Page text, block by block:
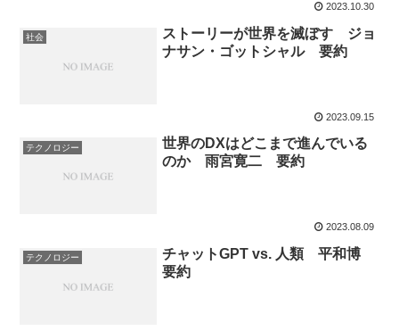
2023.10.30
社会
ストーリーが世界を滅ぼす ジョ
ナサン・ゴットシャル 要約
2023.09.15
テクノロジー
世界のDXはどこまで進んでいる
のか 雨宮寛二 要約
2023.08.09
テクノロジー
チャットGPT vs. 人類 平和博
要約